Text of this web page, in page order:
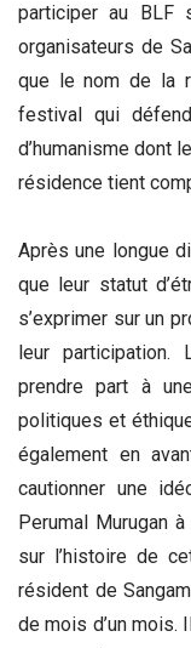
participer au BLF
organisateurs de
que le nom de la
festival qui
d’humanisme dont
résidence tient
Après une longue
que leur statut
s’exprimer sur un
leur
prendre part à
politiques et
également en
cautionner une
Perumal Murugan
sur l’histoire de
résident de
de mois d’un mois.